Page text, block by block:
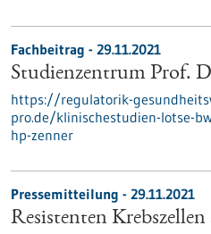
Fachbeitrag - 29.11.2021
Studienzentrum Prof.
https://regulatorik-
pro.de/klinischestudien-lotse-
hp-zenner
Pressemitteilung - 29.11.2021
Resistenten